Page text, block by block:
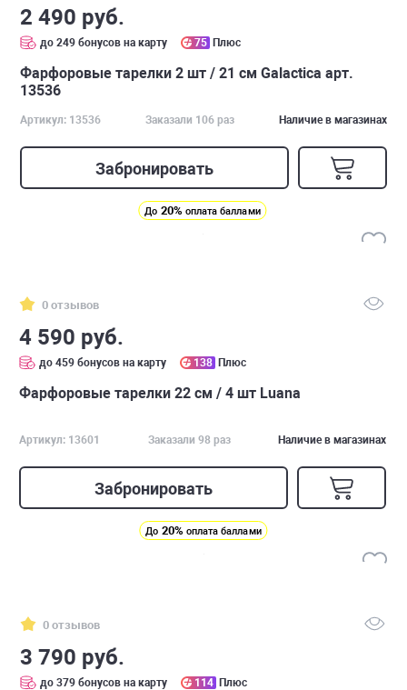
2 490 руб.
до 249 бонусов на карту 75 Плюс
Фарфоровые тарелки 2 шт / 21 см Galactica арт.
13536
Артикул: 13536 Заказали 106 раз Наличие в магазинах
Забронировать
До 20% оплата баллами
0 отзывов
4 590 руб.
до 459 бонусов на карту 138 Плюс
Фарфоровые тарелки 22 см / 4 шт Luana
Артикул: 13601 Заказали 98 раз Наличие в магазинах
Забронировать
До 20% оплата баллами
0 отзывов
3 790 руб.
до 379 бонусов на карту 114 Плюс